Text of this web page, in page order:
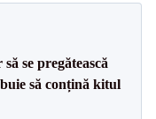
se pregătească
să conțină kitul